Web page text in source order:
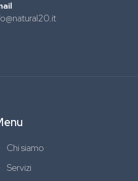
Chi siamo
Servizi